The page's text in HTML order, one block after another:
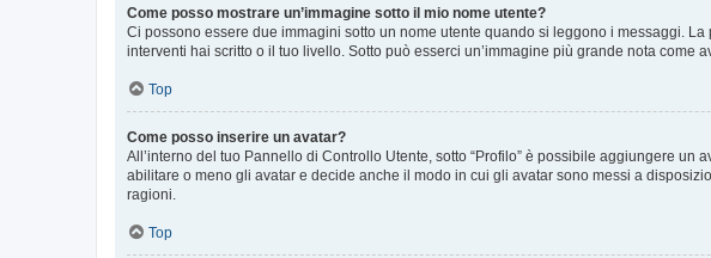
Come posso mostrare un’immagine sotto il mio nome utente?
Ci possono essere due immagini sotto un nome utente quando si leggono i messaggi.
interventi hai scritto o il tuo livello. Sotto può esserci un’immagine più grande nota come
Top
Come posso inserire un avatar?
All’interno del tuo Pannello di Controllo Utente, sotto “Profilo” è possibile aggiungere
abilitare o meno gli avatar e decide anche il modo in cui gli avatar sono messi a
ragioni.
Top